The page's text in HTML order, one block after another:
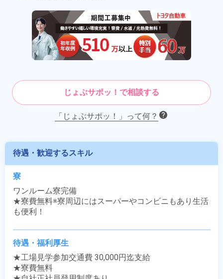
じょぶサポッ！で相談する
「じょぶサポッ！」って何？
待遇・歓迎するスキル
寮
ワンルーム寮完備
★寮費無料※寮周辺にはスーパーやコンビニもあり生活
も便利！
待遇・福利厚生
★工場見学参加交通費 30,000円迄支給
★寮費無料